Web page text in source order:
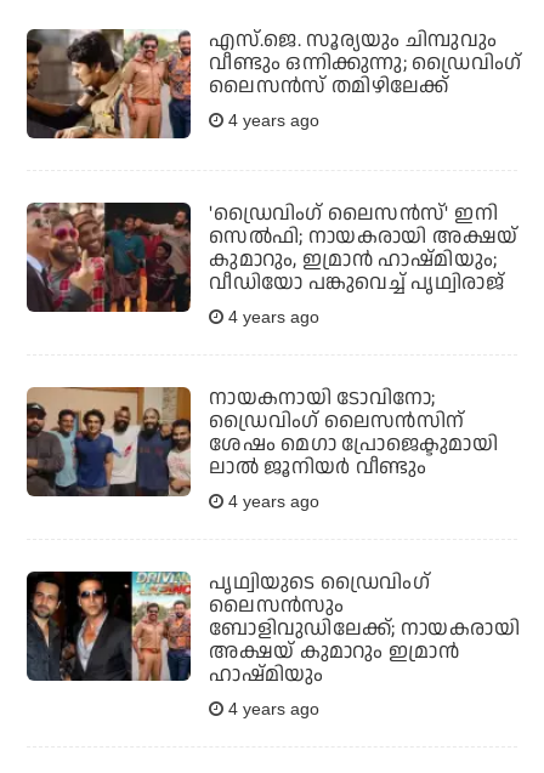
എസ്.ജെ. സൂര്യയും ചിമ്പുവും
വീണ്ടും ഒന്നിക്കുന്നു; ഡ്രൈവിംഗ്
ലൈസന്‍സ് തമിഴിലേക്ക്
4 years ago
'ഡ്രൈവിംഗ് ലൈസന്‍സ്' ഇനി
സെല്‍ഫി; നായകരായി അക്ഷയ്
കുമാറും, ഇമ്രാന്‍ ഹാഷ്മിയും;
വീഡിയോ പങ്കുവെച്ച് പൃഥ്വിരാജ്
4 years ago
നായകനായി ടോവിനോ;
ഡ്രൈവിംഗ് ലൈസന്‍സിന്
ശേഷം മെഗാ പ്രോജെക്ടുമായി
ലാല്‍ ജൂനിയര്‍ വീണ്ടും
4 years ago
പൃഥ്വിയുടെ ഡ്രൈവിംഗ്
ലൈസന്‍സും
ബോളിവുഡിലേക്ക്; നായകരായി
അക്ഷയ് കുമാറും ഇമ്രാന്‍
ഹാഷ്മിയും
4 years ago